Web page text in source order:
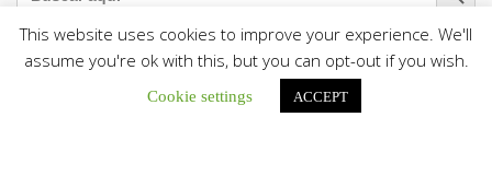
El Centro CEC realiza el 1° Encuentro Formativo de
This website uses cookies to improve your experience. We'll
assume you're ok with this, but you can opt-out if you wish.
Cookie settings ACCEPT